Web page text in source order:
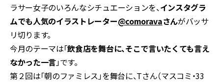
ラサー女子のいろんなシチュエーションを、インスタグラ
ムでも人気のイラストレーター@comoravaさんがバッサ
リ切ります。
今月のテーマは「飲食店を舞台に、そこで言いたくても言え
なかった一言」です。
第２回は「朝のファミレス」を舞台に、Tさん（マスコミ・33